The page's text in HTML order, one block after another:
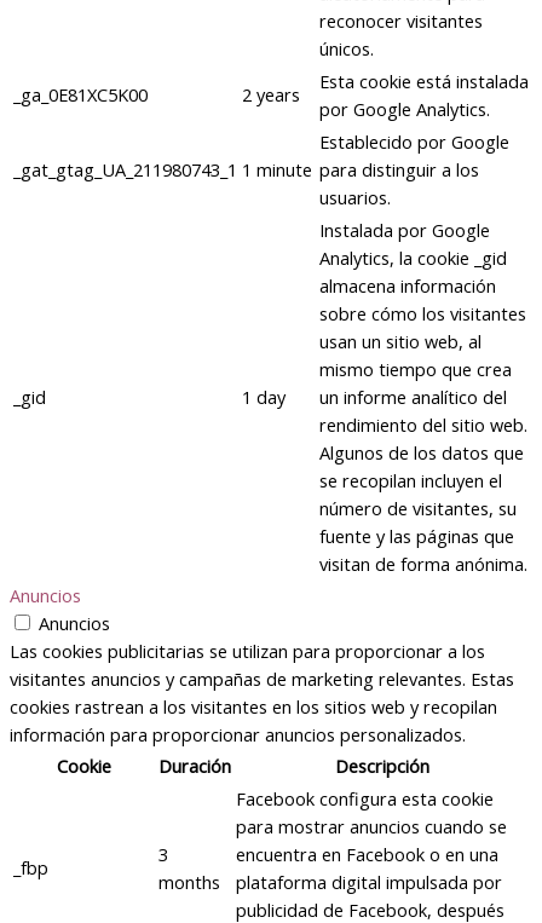
reconocer visitantes
únicos.
_ga_0E81XC5K00
2 years
Esta cookie está instalada
por Google Analytics.
_gat_gtag_UA_211980743_1 1 minute
Establecido por Google
para distinguir a los
usuarios.
_gid 1 day
Instalada por Google
Analytics, la cookie _gid
almacena información
sobre cómo los visitantes
usan un sitio web, al
mismo tiempo que crea
un informe analítico del
rendimiento del sitio web.
Algunos de los datos que
se recopilan incluyen el
número de visitantes, su
fuente y las páginas que
visitan de forma anónima.
Anuncios
Anuncios
Las cookies publicitarias se utilizan para proporcionar a los
visitantes anuncios y campañas de marketing relevantes. Estas
cookies rastrean a los visitantes en los sitios web y recopilan
información para proporcionar anuncios personalizados.
Cookie
Duración Descripción
_fbp
3
months
Facebook configura esta cookie
para mostrar anuncios cuando se
encuentra en Facebook o en una
plataforma digital impulsada por
publicidad de Facebook, después